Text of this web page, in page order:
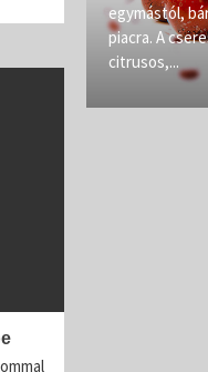
egymástól,
piacra. A
citrusos,...